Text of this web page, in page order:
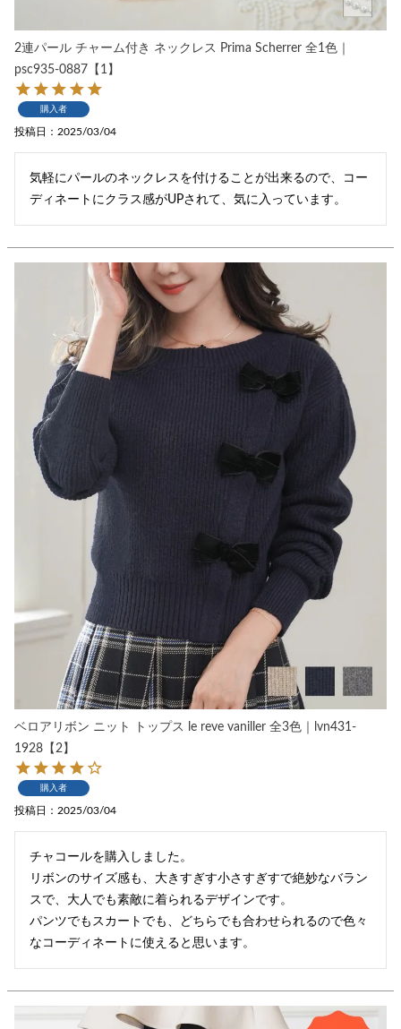
2連パール チャーム付き ネックレス Prima Scherrer 全1色｜
psc935-0887【1】
購入者
投稿日 2025/03/04
気軽にパールのネックレスを付けることが出来るので、コー
ディネートにクラス感がUPされて、気に入っています。
ベロアリボン ニット トップス le reve vaniller 全3色｜lvn431-
1928【2】
購入者
投稿日 2025/03/04
チャコールを購入しました。
リボンのサイズ感も、大きすぎす小さすぎすで絶妙なバラン
スで、大人でも素敵に着られるデザインです。
パンツでもスカートでも、どちらでも合わせられるので色々
なコーディネートに使えると思います。